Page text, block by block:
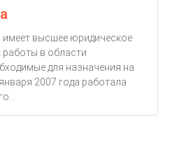
имеет высшее юридическое
в области
для назначения на
2007 года работала